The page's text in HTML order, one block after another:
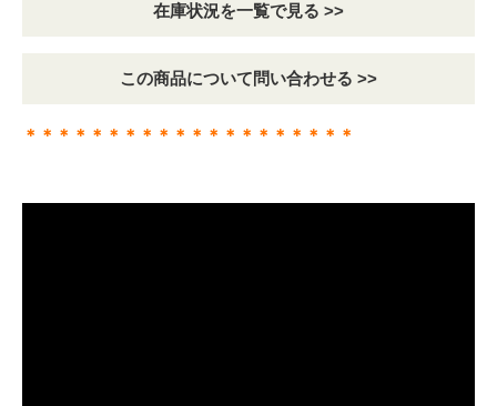
在庫状況を一覧で見る >>
この商品について問い合わせる >>
＊＊＊＊＊＊＊＊＊＊＊＊＊＊＊＊＊＊＊＊